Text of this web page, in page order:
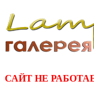
САЙТ НЕ